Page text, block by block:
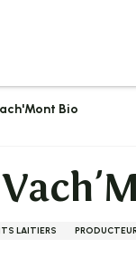
Bio
LAITIERS